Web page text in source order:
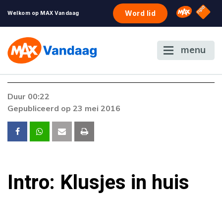
Welkom op MAX Vandaag Word lid Omroep
NPO
menu
Duur 00:22
Gepubliceerd op 23 mei 2016
Intro: Klusjes in huis